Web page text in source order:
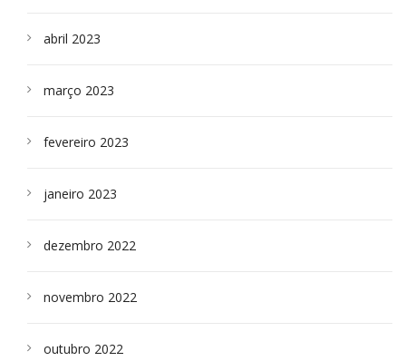
abril 2023
março 2023
fevereiro 2023
janeiro 2023
dezembro 2022
novembro 2022
outubro 2022